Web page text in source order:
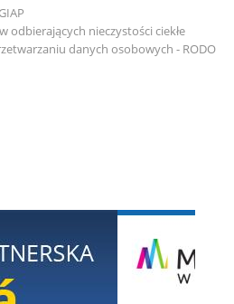
nieczystości ciekłe
danych osobowych - RODO